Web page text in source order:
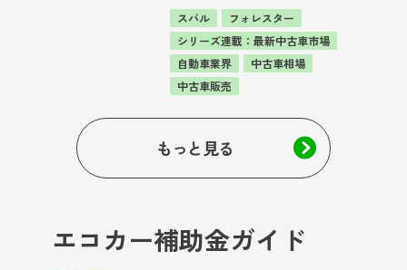
スバル
フォレスター
シリーズ連載：最新中古車市場
自動車業界
中古車相場
中古車販売
もっと見る
エコカー補助金ガイド